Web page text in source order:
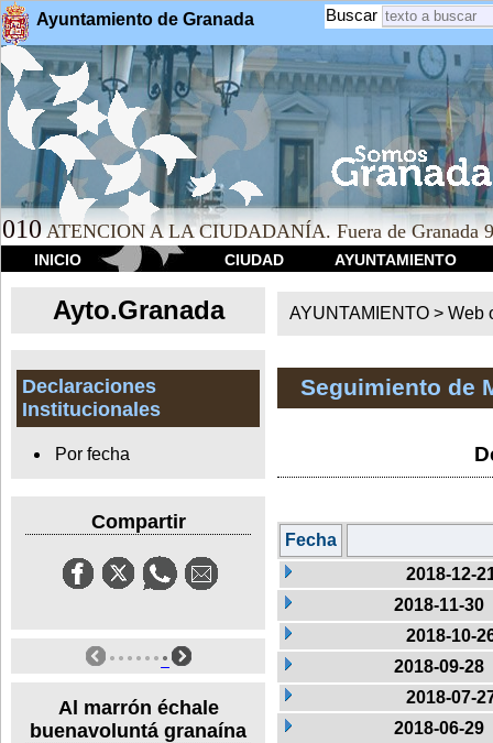
Ayuntamiento de Granada Buscar
010 ATENCION A LA CIUDADANÍA. Fuera de Granada
INICIO CIUDAD AYUNTAMIENTO
Ayto.Granada
Declaraciones
Institucionales
Por fecha
Compartir
Al marrón échale
buenavoluntá granaína
AYUNTAMIENTO > Web
Seguimiento de
Fecha
2018-12-
2018-11-30
2018-10-
2018-09-28
2018-07-
2018-06-29